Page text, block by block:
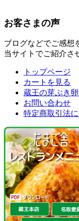
お客さまの声
ブログなどでご感想
当サイトでご紹介さ
トップページ
カートを見る
蔵王の芽ぶき卵
お問い合わせ
特定商取引法